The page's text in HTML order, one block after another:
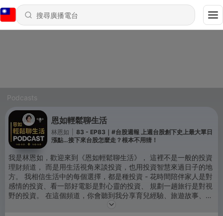
Podcasts
恩如輕鬆聊生活
林恩如
83 - EP83｜#台股週報 上週台股創下史上最大單日
漲點…接下來台股怎麼走？根本不用猜！
我是林恩如，歡迎來到《恩如輕鬆聊生活》， 這裡不是一般的投資
理財頻道， 而是用生活視角來談投資，也用投資智慧來過日子的地
方。 我相信生活中的每個選擇，都是種投資 - 花時間陪伴家人是對
感情的投資、看一部好電影是對心靈的投資、 規劃一趟旅行是對視
野的投資。 在這個頻道，你會聽到我分享育兒經驗、旅遊故事、電
影觀點、學員故事， 還會不定期邀請一些朋友，來聊聊他們的人生